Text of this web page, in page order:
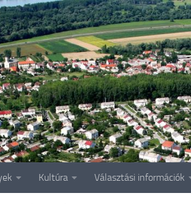
Kultúra Választási információk